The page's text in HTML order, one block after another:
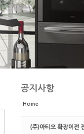
공지사항
Home
(주)아티오 확장이전